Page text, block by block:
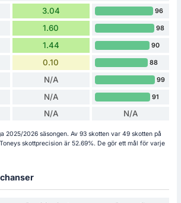
3.04 96
1.60 98
1.44 90
0.10 88
N/A 99
N/A 91
N/A N/A
2025/2026 säsongen. Av 93 skotten var 49 skotten på
skottprecision är 52.69%. De gör ett mål för varje